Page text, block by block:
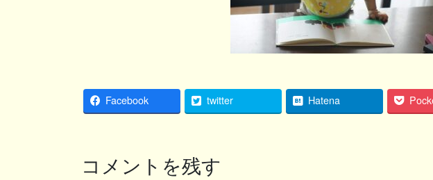
Facebook twitter Hatena
コメントを残す